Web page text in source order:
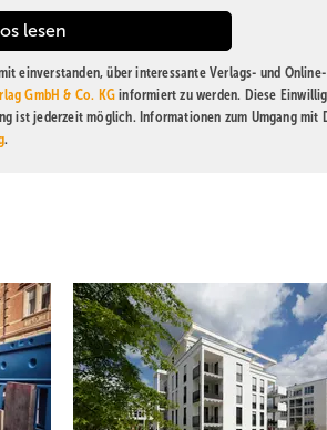
einverstanden, über interessante Verlags- und Online-
GmbH & Co. KG informiert zu werden. Diese
ist jederzeit möglich. Informationen zum Umgang mit
.